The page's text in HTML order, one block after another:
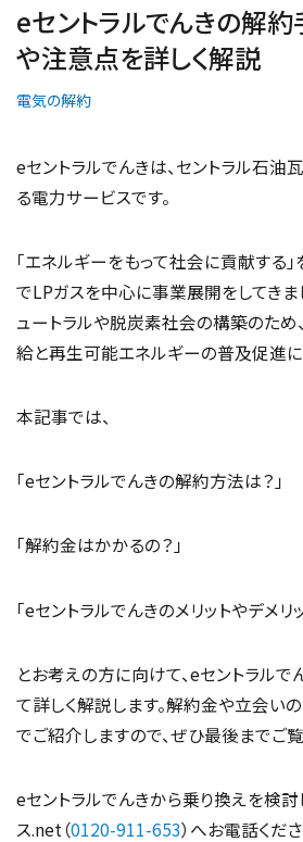
eセントラルでんきの解
や注意点を詳しく解説
電気の解約
eセントラルでんきは、セントラル石
る電力サービスです。
「エネルギーをもって社会に貢献する
でLPガスを中心に事業展開をしてきま
ュートラルや脱炭素社会の構築のため
給と再生可能エネルギーの普及促進に
本記事では、
「eセントラルでんきの解約方法は？」
「解約金はかかるの？」
「eセントラルでんきのメリットやデメリ
とお考えの方に向けて、eセントラル
て詳しく解説します。解約金や立会い
でご紹介しますので、ぜひ最後までご覧
eセントラルでんきから乗り換えを検討
ス.net（0120-911-653）へお電話くだ